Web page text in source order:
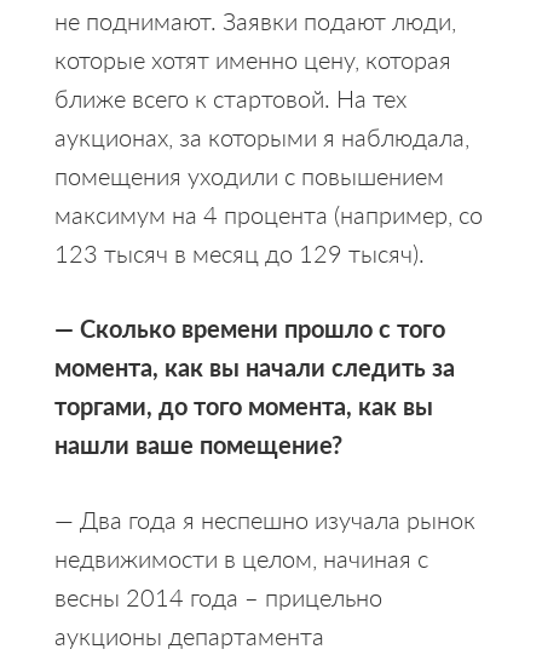
не поднимают. Заявки подают люди,
которые хотят именно цену, которая
ближе всего к стартовой. На тех
аукционах, за которыми я наблюдала,
помещения уходили с повышением
максимум на 4 процента (например, со
123 тысяч в месяц до 129 тысяч).
— Сколько времени прошло с того
момента, как вы начали следить за
торгами, до того момента, как вы
нашли ваше помещение?
— Два года я неспешно изучала рынок
недвижимости в целом, начиная с
весны 2014 года – прицельно
аукционы департамента